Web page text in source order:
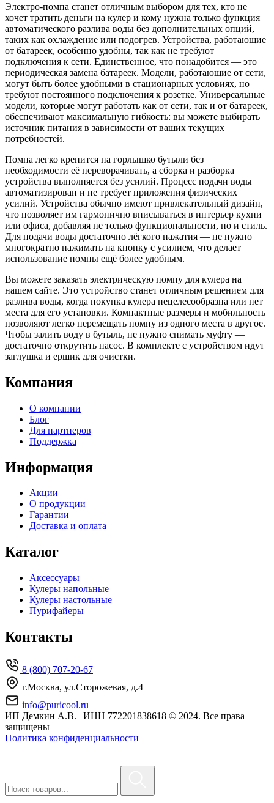
Электро-помпа станет отличным выбором для тех, кто не
хочет тратить деньги на кулер и кому нужна только функция
автоматического разлива воды без дополнительных опций,
таких как охлаждение или подогрев. Устройства, работающие
от батареек, особенно удобны, так как не требуют
подключения к сети. Единственное, что понадобится — это
периодическая замена батареек. Модели, работающие от сети,
могут быть более удобными в стационарных условиях, но
требуют постоянного подключения к розетке. Универсальные
модели, которые могут работать как от сети, так и от батареек,
обеспечивают максимальную гибкость: вы можете выбирать
источник питания в зависимости от ваших текущих
потребностей.
Помпа легко крепится на горлышко бутыли без
необходимости её переворачивать, а сборка и разборка
устройства выполняется без усилий. Процесс подачи воды
автоматизирован и не требует приложения физических
усилий. Устройства обычно имеют привлекательный дизайн,
что позволяет им гармонично вписываться в интерьер кухни
или офиса, добавляя не только функциональности, но и стиль.
Для подачи воды достаточно лёгкого нажатия — не нужно
многократно нажимать на кнопку с усилием, что делает
использование помпы ещё более удобным.
Вы можете заказать электрическую помпу для кулера на
нашем сайте. Это устройство станет отличным решением для
разлива воды, когда покупка кулера нецелесообразна или нет
места для его установки. Компактные размеры и мобильность
позволяют легко перемещать помпу из одного места в другое.
Чтобы залить воду в бутыль, не нужно снимать муфту —
достаточно открутить насос. В комплекте с устройством идут
заглушка и ершик для очистки.
Компания
О компании
Блог
Для партнеров
Поддержка
Информация
Акции
О продукции
Гарантии
Доставка и оплата
Каталог
Аксессуары
Кулеры напольные
Кулеры настольные
Пурифайеры
Контакты
8 (800) 707-20-67
г.Москва, ул.Сторожевая, д.4
info@puricool.ru
ИП Демкин А.В. | ИНН 772201838618 © 2024. Все права
защищены
Политика конфиденциальности